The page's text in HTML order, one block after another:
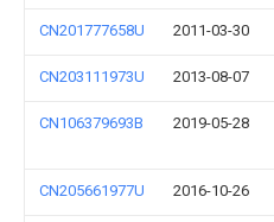
CN201777658U 2011-03-30
CN203111973U 2013-08-07
CN106379693B 2019-05-28
CN205661977U 2016-10-26